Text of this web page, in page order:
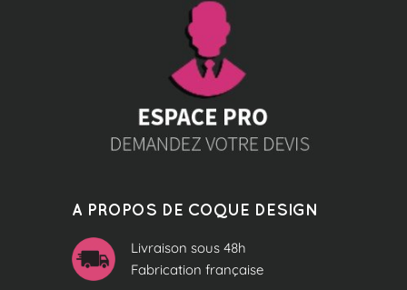
A PROPOS DE COQUE DESIGN
Livraison sous 48h
Fabrication française